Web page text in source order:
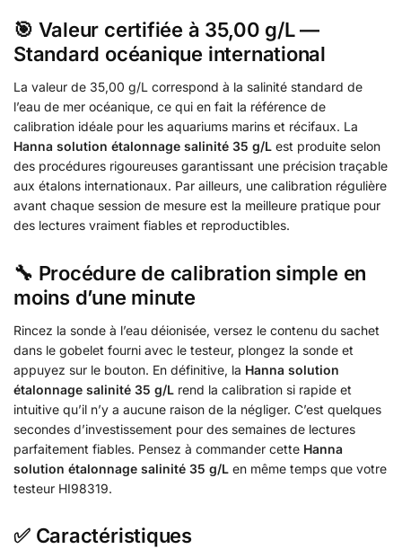
🎯 Valeur certifiée à 35,00 g/L —
Standard océanique international
La valeur de 35,00 g/L correspond à la salinité standard de
l’eau de mer océanique, ce qui en fait la référence de
calibration idéale pour les aquariums marins et récifaux. La
Hanna solution étalonnage salinité 35 g/L est produite selon
des procédures rigoureuses garantissant une précision traçable
aux étalons internationaux. Par ailleurs, une calibration régulière
avant chaque session de mesure est la meilleure pratique pour
des lectures vraiment fiables et reproductibles.
🔧 Procédure de calibration simple en
moins d’une minute
Rincez la sonde à l’eau déionisée, versez le contenu du sachet
dans le gobelet fourni avec le testeur, plongez la sonde et
appuyez sur le bouton. En définitive, la Hanna solution
étalonnage salinité 35 g/L rend la calibration si rapide et
intuitive qu’il n’y a aucune raison de la négliger. C’est quelques
secondes d’investissement pour des semaines de lectures
parfaitement fiables. Pensez à commander cette Hanna
solution étalonnage salinité 35 g/L en même temps que votre
testeur HI98319.
✅ Caractéristiques